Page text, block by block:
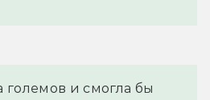
и смогла бы